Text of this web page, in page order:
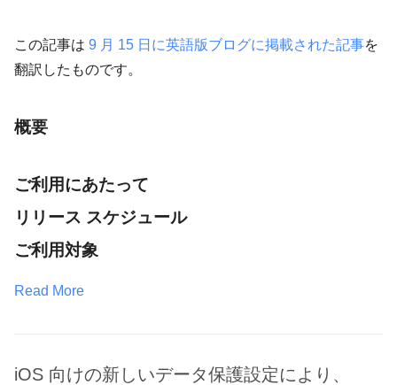
この記事は 9 月 15 日に英語版ブログに掲載された記事を
翻訳したものです。
概要
ご利用にあたって
リリース スケジュール
ご利用対象
Read More
iOS 向けの新しいデータ保護設定により、